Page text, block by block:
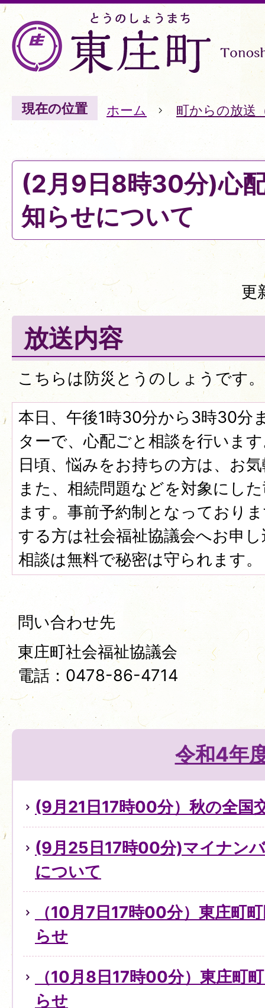
現在の位置 ホーム 町からの放送
(2月9日8時30分)心
知らせについて
更
放送内容
こちらは防災とうのしょうです。
本日、午後1時30分から3時30分
ターで、心配ごと相談を行いま
日頃、悩みをお持ちの方は、お
また、相続問題などを対象にし
ます。事前予約制となっており
する方は社会福祉協議会へお申
相談は無料で秘密は守られます。
問い合わせ先
東庄町社会福祉協議会
電話：0478-86-4714
令和4年
(9月21日17時00分）秋の全国
(9月25日17時00分)マイナン
について
（10月7日17時00分）東庄町
らせ
（10月8日17時00分）東庄町
らせ